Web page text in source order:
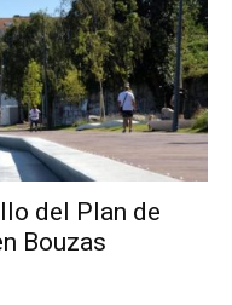
del Plan de
Bouzas